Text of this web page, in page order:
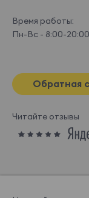
Время работы:
Пн-Вс - 8:00-20:00
Обратная
Читайте отзывы